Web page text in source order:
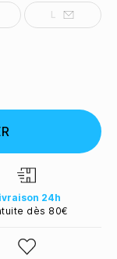
L
24h
dès 80€